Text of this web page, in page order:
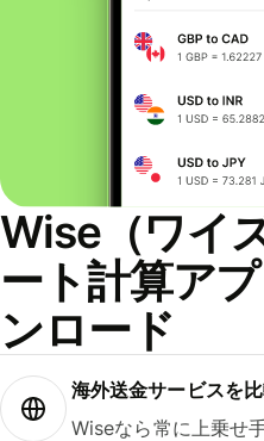
Wise（ワイ
ート計算ア
ンロード
海外送金サービスを
Wiseなら常に上乗せ